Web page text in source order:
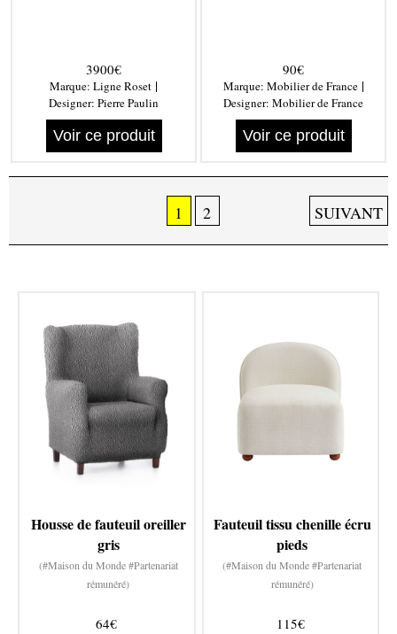
3900€
Marque: Ligne Roset |
Designer: Pierre Paulin
Voir ce produit
90€
Marque: Mobilier de France|
Designer: Mobilier de France
Voir ce produit
1 2 SUIVANT
Housse de fauteuil oreiller
gris
(#Maison du Monde #Partenariat
rémunéré)
64€
Fauteuil tissu chenille écru
pieds
(#Maison du Monde #Partenariat
rémunéré)
115€